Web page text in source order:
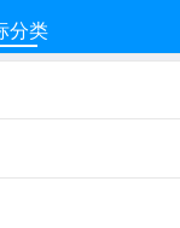
分类